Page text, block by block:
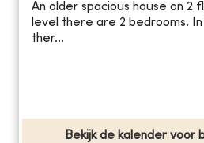
An older spacious house on 2
level there are 2 bedrooms.
ther...
Bekijk de kalender voor